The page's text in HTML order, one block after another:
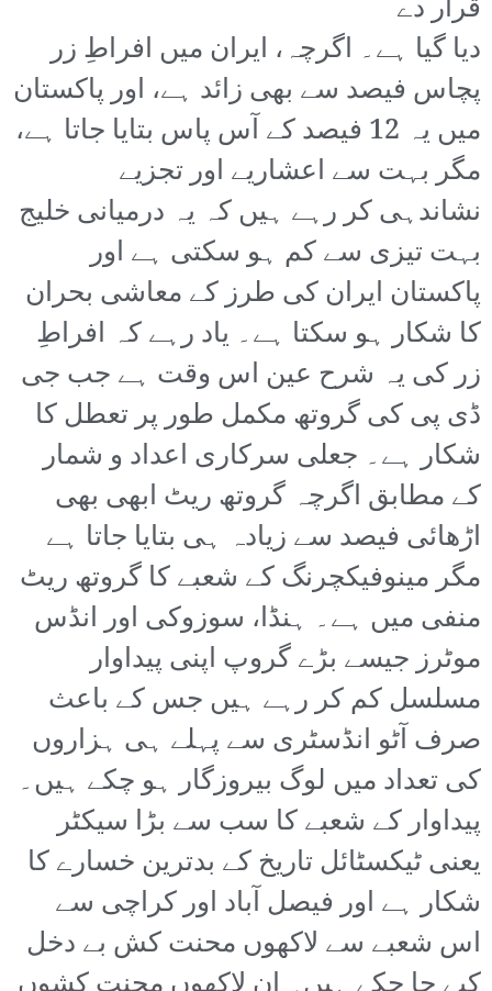
قرار دے
دیا گیا ہے۔ اگرچہ، ایران میں افراطِ زر
پچاس فیصد سے بھی زائد ہے، اور پاکستان
میں یہ 12 فیصد کے آس پاس بتایا جاتا ہے،
مگر بہت سے اعشاریے اور تجزیے
نشاندہی کر رہے ہیں کہ یہ درمیانی خلیج
بہت تیزی سے کم ہو سکتی ہے اور
پاکستان ایران کی طرز کے معاشی بحران
کا شکار ہو سکتا ہے۔ یاد رہے کہ افراطِ
زر کی یہ شرح عین اس وقت ہے جب جی
ڈی پی کی گروتھ مکمل طور پر تعطل کا
شکار ہے۔ جعلی سرکاری اعداد و شمار
کے مطابق اگرچہ گروتھ ریٹ ابھی بھی
اڑھائی فیصد سے زیادہ ہی بتایا جاتا ہے
مگر مینوفیکچرنگ کے شعبے کا گروتھ ریٹ
منفی میں ہے۔ ہنڈا، سوزوکی اور انڈس
موٹرز جیسے بڑے گروپ اپنی پیداوار
مسلسل کم کر رہے ہیں جس کے باعث
صرف آٹو انڈسٹری سے پہلے ہی ہزاروں
کی تعداد میں لوگ بیروزگار ہو چکے ہیں۔
پیداوار کے شعبے کا سب سے بڑا سیکٹر
یعنی ٹیکسٹائل تاریخ کے بدترین خسارے کا
شکار ہے اور فیصل آباد اور کراچی سے
اس شعبے سے لاکھوں محنت کش بے دخل